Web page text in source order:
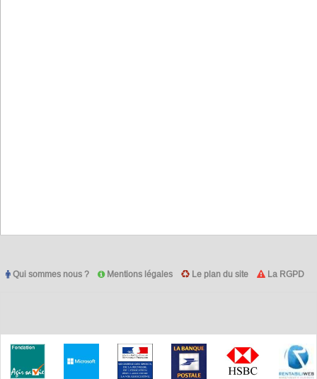
Qui sommes nous ? Mentions légales Le plan du site La RGPD